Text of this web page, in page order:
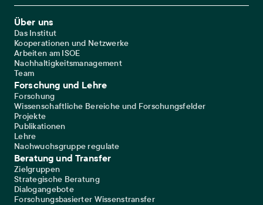
Footer Main Navigation
Über uns
Das Institut
Kooperationen und Netzwerke
Arbeiten am ISOE
Nachhaltigkeitsmanagement
Team
Forschung und Lehre
Forschung
Wissenschaftliche Bereiche und Forschungsfelder
Projekte
Publikationen
Lehre
Nachwuchsgruppe regulate
Beratung und Transfer
Zielgruppen
Strategische Beratung
Dialogangebote
Forschungsbasierter Wissenstransfer